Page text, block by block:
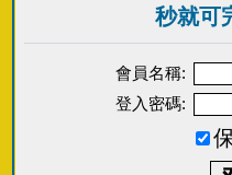
秒就可
會員名稱:
登入密碼: